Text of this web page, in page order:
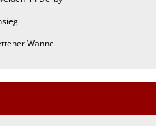
Wanne